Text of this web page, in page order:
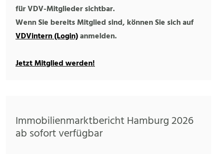
für VDV-Mitglieder sichtbar.
Wenn Sie bereits Mitglied sind, können Sie sich auf
VDVintern (Login)anmelden.
Jetzt Mitglied werden!
Immobilienmarktbericht Hamburg 2026
ab sofort verfügbar